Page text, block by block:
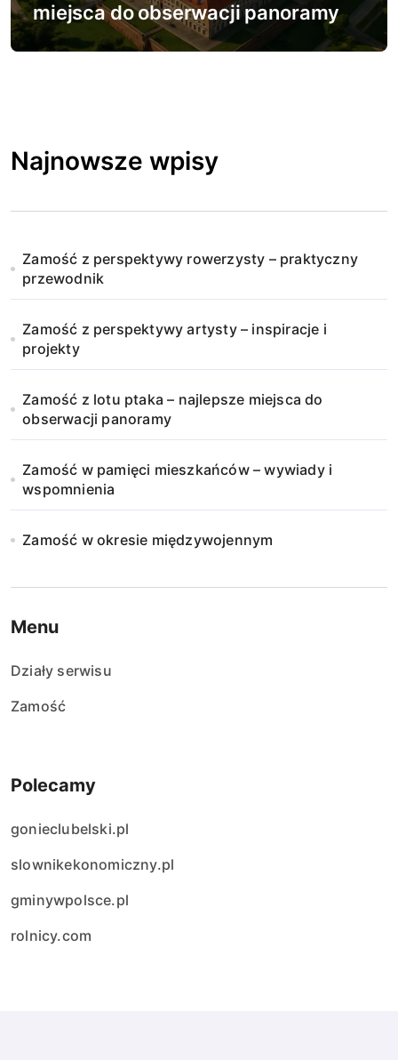
miejsca do obserwacji panoramy
Najnowsze wpisy
Zamość z perspektywy rowerzysty – praktyczny
przewodnik
Zamość z perspektywy artysty – inspiracje i
projekty
Zamość z lotu ptaka – najlepsze miejsca do
obserwacji panoramy
Zamość w pamięci mieszkańców – wywiady i
wspomnienia
Zamość w okresie międzywojennym
Menu
Działy serwisu
Zamość
Polecamy
gonieclubelski.pl
slownikekonomiczny.pl
gminywpolsce.pl
rolnicy.com